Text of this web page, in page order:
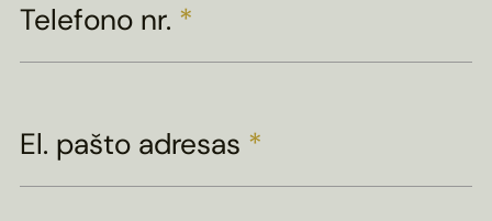
Telefono nr. *
El. pašto adresas *